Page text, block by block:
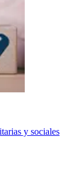
y sociales